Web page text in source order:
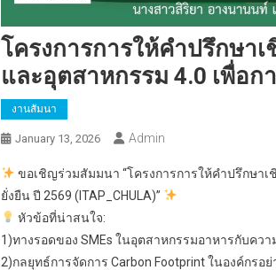
โครงการการให้คำปรึกษา
และอุตสาหกรรม 4.0 เพื่อก
งานสัมนา
January 13, 2026 Admin
ขอเชิญร่วมสัมมนา “โครงการการให้คำปรึกษา
ยั่งยืน ปี 2569 (ITAP_CHULA)”
หัวข้อที่น่าสนใจ:
1)ทางรอดของ SMEs ในอุตสาหกรรมอาหารกับควา
2)กลยุทธ์การจัดการ Carbon Footprint ในองค์กร